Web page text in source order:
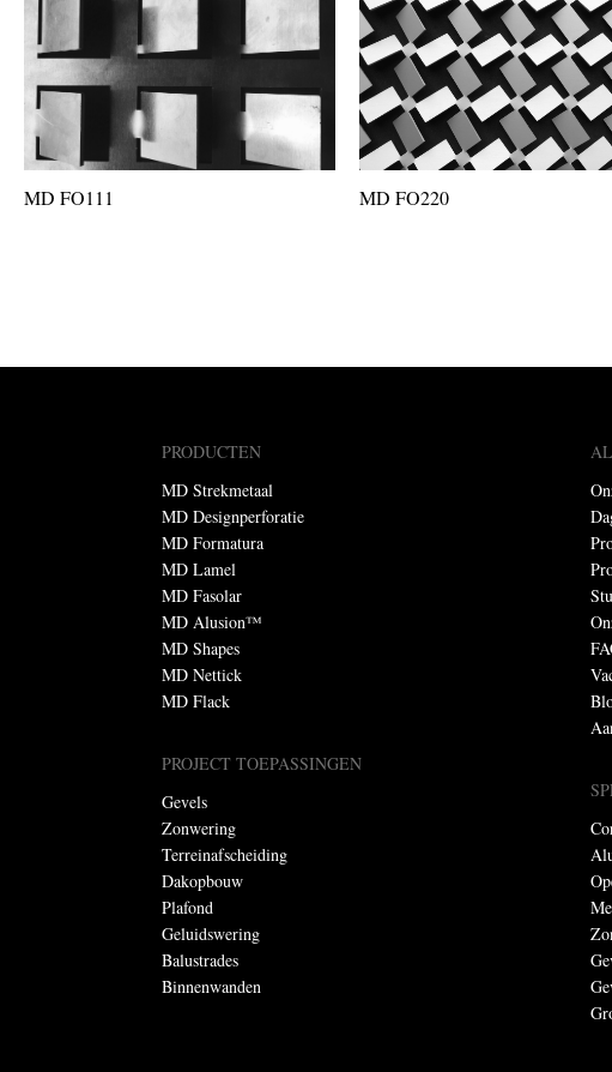
MD FO111 MD FO220
PRODUCTEN
MD Strekmetaal
MD Designperforatie
MD Formatura
MD Lamel
MD Fasolar
MD Alusion™
MD Shapes
MD Nettick
MD Flack
PROJECT TOEPASSINGEN
Gevels
Zonwering
Terreinafscheiding
Dakopbouw
Plafond
Geluidswering
Balustrades
Binnenwanden